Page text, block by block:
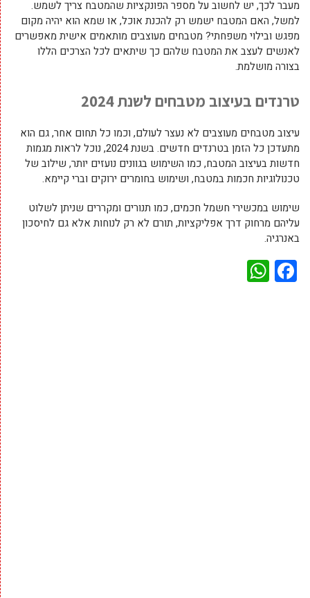
מעבר לכך, יש לחשוב על מספר הפונקציות שהמטבח צריך לשמש.
למשל, האם המטבח ישמש רק להכנת אוכל, או שמא הוא יהיה מקום
מפגש ובילוי משפחתי? מטבחים מעוצבים מותאמים אישית מאפשרים
לאנשים לעצב את המטבח שלהם כך שיתאים לכל הצרכים הללו
בצורה מושלמת.
טרנדים בעיצוב מטבחים לשנת 2024
עיצוב מטבחים מעוצבים לא נעצר לעולם, וכמו כל תחום אחר, גם הוא
מתעדכן כל הזמן בטרנדים חדשים. בשנת 2024, נוכל לראות מגמות
חדשות בעיצוב המטבח, כמו השימוש בגוונים נועזים יותר, שילוב של
טכנולוגיות חכמות במטבח, ושימוש בחומרים ירוקים וברי קיימא.
שימוש במכשירי חשמל חכמים, כמו תנורים ומקררים שניתן לשלוט
עליהם מרחוק דרך אפליקציות, תורם לא רק לנוחות אלא גם לחיסכון
באנרגיה.
Facebook